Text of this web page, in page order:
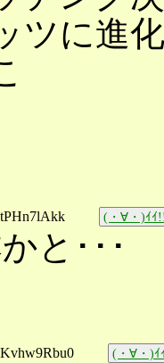
ツに進
(・∀・)ｲｲ
と･･･
(・∀・)ｲ